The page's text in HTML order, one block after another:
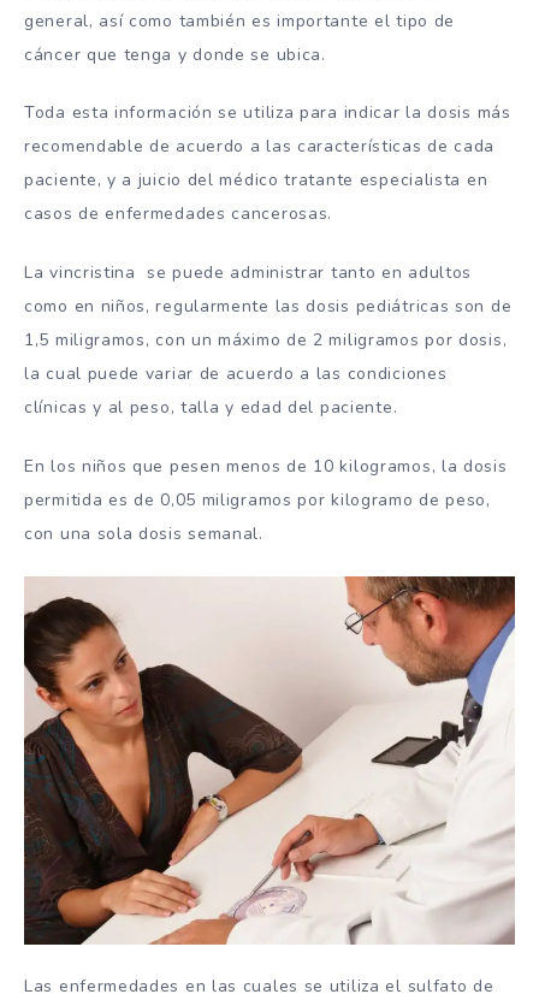
general, así como también es importante el tipo de
cáncer que tenga y donde se ubica.
Toda esta información se utiliza para indicar la dosis más
recomendable de acuerdo a las características de cada
paciente, y a juicio del médico tratante especialista en
casos de enfermedades cancerosas.
La vincristina se puede administrar tanto en adultos
como en niños, regularmente las dosis pediátricas son de
1,5 miligramos, con un máximo de 2 miligramos por dosis,
la cual puede variar de acuerdo a las condiciones
clínicas y al peso, talla y edad del paciente.
En los niños que pesen menos de 10 kilogramos, la dosis
permitida es de 0,05 miligramos por kilogramo de peso,
con una sola dosis semanal.
Las enfermedades en las cuales se utiliza el sulfato de